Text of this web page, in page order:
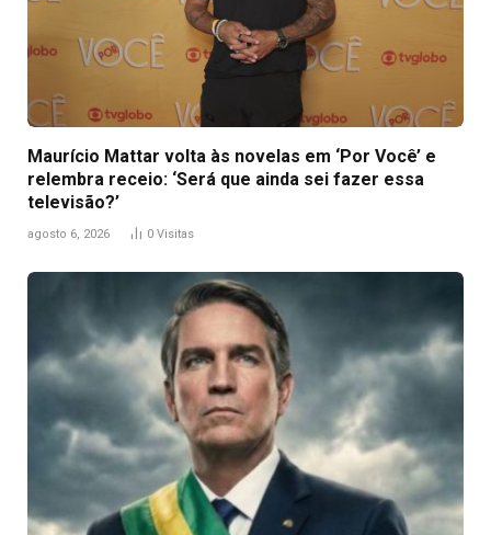
Maurício Mattar volta às novelas em ‘Por Você’ e
relembra receio: ‘Será que ainda sei fazer essa
televisão?’
agosto 6, 2026 0 Visitas